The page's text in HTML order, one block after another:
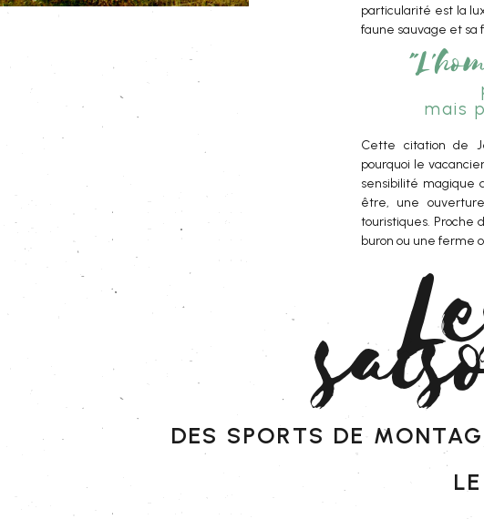
particularité est la
faune sauvage et sa
mais
Cette citation de
pourquoi le
sensibilité magique
être, une
touristiques. Proche
buron ou une ferme
des sports de